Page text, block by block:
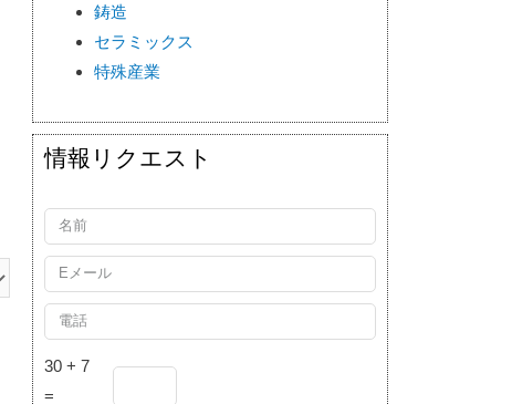
鋳造
セラミックス
特殊産業
情報リクエスト
30 + 7
=